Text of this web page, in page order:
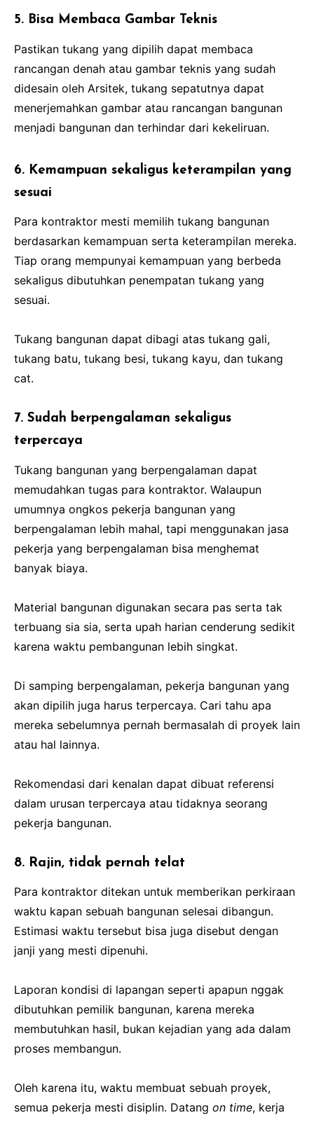
5. Bisa Membaca Gambar Teknis
Pastikan tukang yang dipilih dapat membaca
rancangan denah atau gambar teknis yang sudah
didesain oleh Arsitek, tukang sepatutnya dapat
menerjemahkan gambar atau rancangan bangunan
menjadi bangunan dan terhindar dari kekeliruan.
6. Kemampuan sekaligus keterampilan yang
sesuai
Para kontraktor mesti memilih tukang bangunan
berdasarkan kemampuan serta keterampilan mereka.
Tiap orang mempunyai kemampuan yang berbeda
sekaligus dibutuhkan penempatan tukang yang
sesuai.
Tukang bangunan dapat dibagi atas tukang gali,
tukang batu, tukang besi, tukang kayu, dan tukang
cat.
7. Sudah berpengalaman sekaligus
terpercaya
Tukang bangunan yang berpengalaman dapat
memudahkan tugas para kontraktor. Walaupun
umumnya ongkos pekerja bangunan yang
berpengalaman lebih mahal, tapi menggunakan jasa
pekerja yang berpengalaman bisa menghemat
banyak biaya.
Material bangunan digunakan secara pas serta tak
terbuang sia sia, serta upah harian cenderung sedikit
karena waktu pembangunan lebih singkat.
Di samping berpengalaman, pekerja bangunan yang
akan dipilih juga harus terpercaya. Cari tahu apa
mereka sebelumnya pernah bermasalah di proyek lain
atau hal lainnya.
Rekomendasi dari kenalan dapat dibuat referensi
dalam urusan terpercaya atau tidaknya seorang
pekerja bangunan.
8. Rajin, tidak pernah telat
Para kontraktor ditekan untuk memberikan perkiraan
waktu kapan sebuah bangunan selesai dibangun.
Estimasi waktu tersebut bisa juga disebut dengan
janji yang mesti dipenuhi.
Laporan kondisi di lapangan seperti apapun nggak
dibutuhkan pemilik bangunan, karena mereka
membutuhkan hasil, bukan kejadian yang ada dalam
proses membangun.
Oleh karena itu, waktu membuat sebuah proyek,
semua pekerja mesti disiplin. Datang on time, kerja